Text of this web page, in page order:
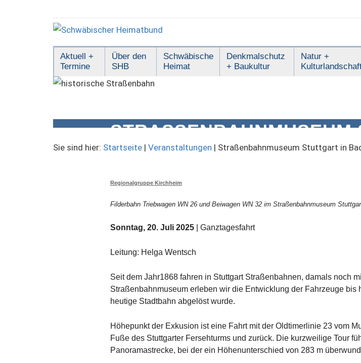
Schwäbischer
Heimatbund
Aktuell +
Termine
Über den
SHB
Schwäbische
Heimat
Denkmalschutz
+ Baukultur
Natur +
STRASSENBAHNMUSEUM
ANNSTATT
Sie sind hier: Startseite| Veranstaltungen | Straßenbahnmuseum Stuttgart in
Regionalgruppe Kirchheim
Filderbahn Triebwagen WN 26 und Beiwagen WN 32 im Straßenbahnmuseum
Sonntag, 20. Juli 2025 | Ganztagesfahrt
Leitung: Helga Wentsch
Seit dem Jahr1868 fahren in Stuttgart Straßenbahnen, damals noch
Straßenbahnmuseum erleben wir die Entwicklung der Fahrzeuge
heutige Stadtbahn abgelöst wurde.
Höhepunkt der Exkusion ist eine Fahrt mit der Oldtimerlinie 23 vom
Fuße des Stuttgarter Fersehturms und zurück. Die kurzweilige Tour
Panoramastrecke, bei der ein Höhenunterschied von 283 m